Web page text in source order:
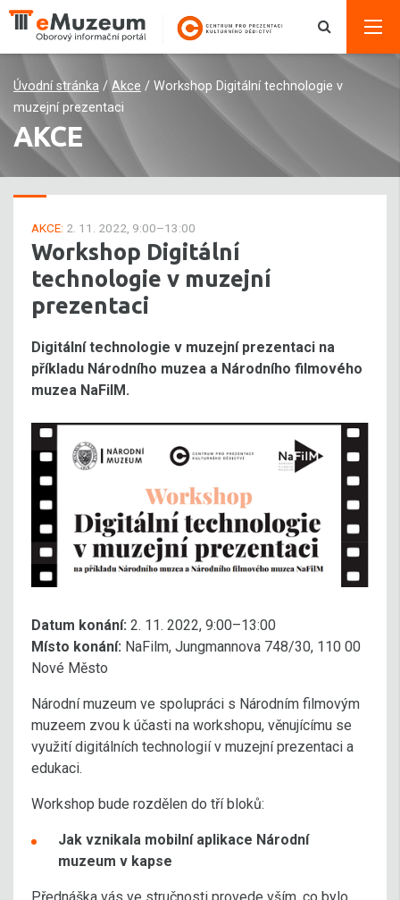
Úvodní stránka / Akce / Workshop Digitální technologie v
muzejní prezentaci
AKCE
AKCE: 2. 11. 2022, 9:00–13:00
Workshop Digitální
technologie v muzejní
prezentaci
Digitální technologie v muzejní prezentaci na
příkladu Národního muzea a Národního filmového
muzea NaFilM.
Datum konání: 2. 11. 2022, 9:00–13:00
Místo konání: NaFilm, Jungmannova 748/30, 110 00
Nové Město
Národní muzeum ve spolupráci s Národním filmovým
muzeem zvou k účasti na workshopu, věnujícímu se
využití digitálních technologií v muzejní prezentaci a
edukaci.
Workshop bude rozdělen do tří bloků:
Jak vznikala mobilní aplikace Národní
muzeum v kapse